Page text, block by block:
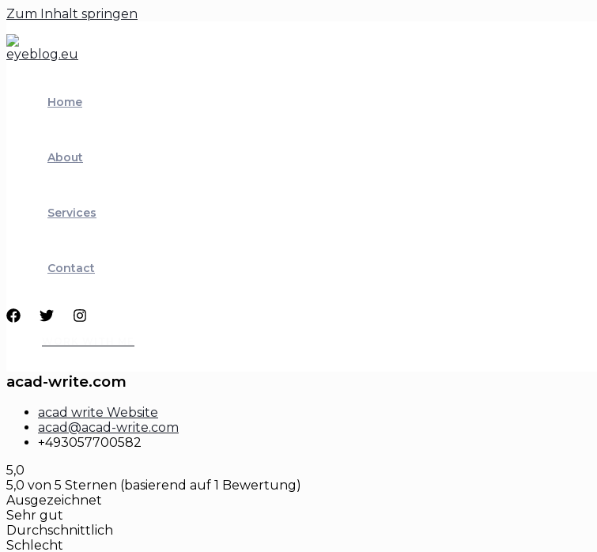
Zum Inhalt springen
Home
About
Services
Contact
acad-write.com
acad write Website
acad@acad-write.com
+493057700582
5,0
5,0 von 5 Sternen (basierend auf 1 Bewertung)
Ausgezeichnet
Sehr gut
Durchschnittlich
Schlecht